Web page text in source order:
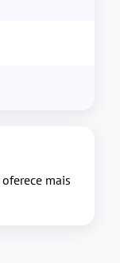
mais